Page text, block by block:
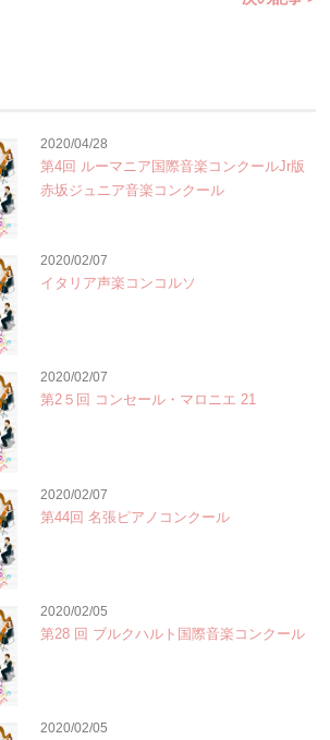
2020/04/28
第4回 ルーマニア国際音楽コンクールJr版
赤坂ジュニア音楽コンクール
2020/02/07
イタリア声楽コンコルソ
2020/02/07
第2５回 コンセール・マロニエ 21
2020/02/07
第44回 名張ピアノコンクール
2020/02/05
第28 回 ブルクハルト国際音楽コンクール
2020/02/05